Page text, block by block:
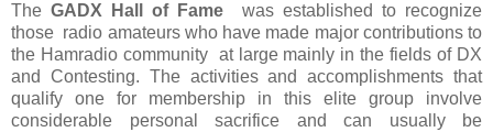
TheGADX Hall of Fame was established to recognize
those radio amateurs who have made major contributions to
the Hamradio community at large mainly in the fields of DX
and Contesting. The activities and accomplishments that
qualify one for membership in this elite group involve
considerable personal sacrifice and can usually be